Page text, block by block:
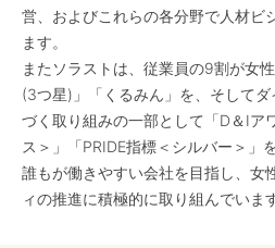
営、およびこれらの各分野で人材ビ
ます。
またソラストは、従業員の9割が女
(3つ星)」「くるみん」を、そして
づく取り組みの一部として「D＆Iア
ス＞」「PRIDE指標＜シルバー＞」
誰もが働きやすい会社を目指し、女
ィの推進に積極的に取り組んでいます